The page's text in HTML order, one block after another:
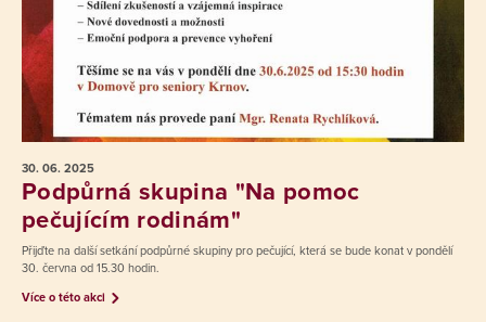
30. 06. 2025
Podpůrná skupina "Na pomoc
pečujícím rodinám"
Přijďte na další setkání podpůrné skupiny pro pečující, která se bude konat v pondělí
30. června od 15.30 hodin.
Více o této akci